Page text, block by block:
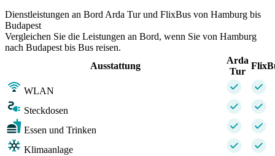
Dienstleistungen an Bord Arda Tur und FlixBus von Hamburg bis
Budapest
Vergleichen Sie die Leistungen an Bord, wenn Sie von Hamburg
nach Budapest bis Bus reisen.
Ausstattung
Arda
Tur
WLAN
Steckdosen
Essen und Trinken
Klimaanlage